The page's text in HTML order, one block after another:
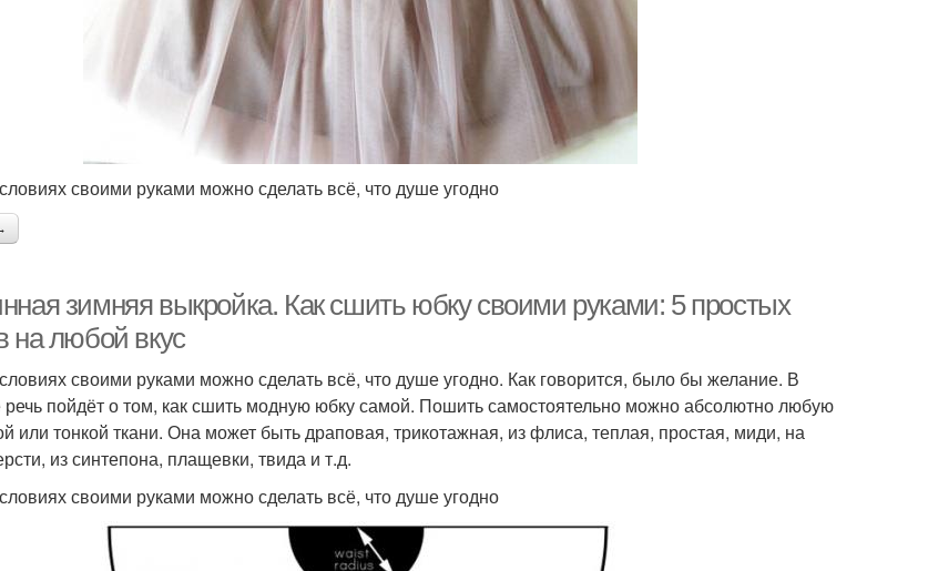
своими руками можно сделать всё, что душе угодно
зимняя выкройка. Как сшить юбку своими руками: 5 простых
на любой вкус
своими руками можно сделать всё, что душе угодно. Как говорится, было бы желание. В
речь пойдёт о том, как сшить модную юбку самой. Пошить самостоятельно можно абсолютно любую
или тонкой ткани. Она может быть драповая, трикотажная, из флиса, теплая, простая, миди, на
из синтепона, плащевки, твида и т.д.
своими руками можно сделать всё, что душе угодно